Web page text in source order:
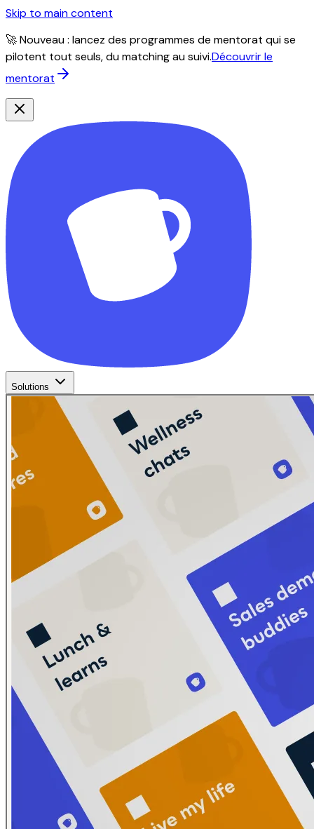
Skip to main content
🚀 Nouveau : lancez des programmes de mentorat qui se
pilotent tout seuls, du matching au suivi.Découvrir le
mentorat
Solutions